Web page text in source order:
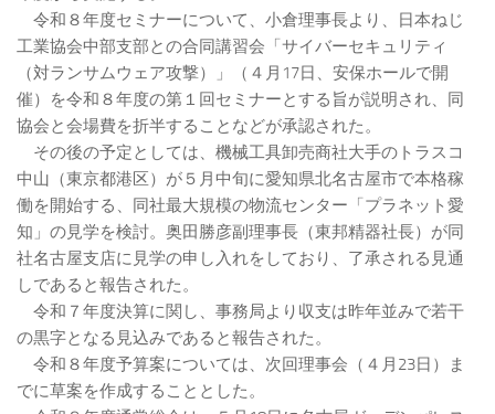
令和８年度セミナーについて、小倉理事長より、日本ねじ
工業協会中部支部との合同講習会「サイバーセキュリティ
（対ランサムウェア攻撃）」（４月17日、安保ホールで開
催）を令和８年度の第１回セミナーとする旨が説明され、同
協会と会場費を折半することなどが承認された。
その後の予定としては、機械工具卸売商社大手のトラスコ
中山（東京都港区）が５月中旬に愛知県北名古屋市で本格稼
働を開始する、同社最大規模の物流センター「プラネット愛
知」の見学を検討。奥田勝彦副理事長（東邦精器社長）が同
社名古屋支店に見学の申し入れをしており、了承される見通
しであると報告された。
令和７年度決算に関し、事務局より収支は昨年並みで若干
の黒字となる見込みであると報告された。
令和８年度予算案については、次回理事会（４月23日）ま
でに草案を作成することとした。